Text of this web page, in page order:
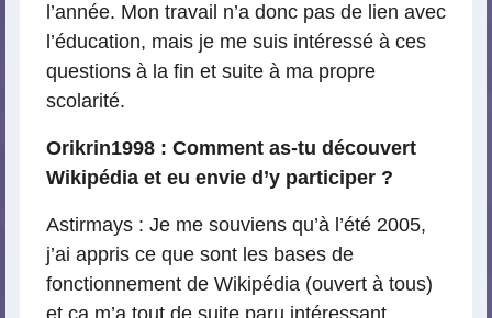
l’année. Mon travail n’a donc pas de lien avec
l’éducation, mais je me suis intéressé à ces
questions à la fin et suite à ma propre
scolarité.
Orikrin1998 : Comment as-tu découvert
Wikipédia et eu envie d’y participer ?
Astirmays : Je me souviens qu’à l’été 2005,
j’ai appris ce que sont les bases de
fonctionnement de Wikipédia (ouvert à tous)